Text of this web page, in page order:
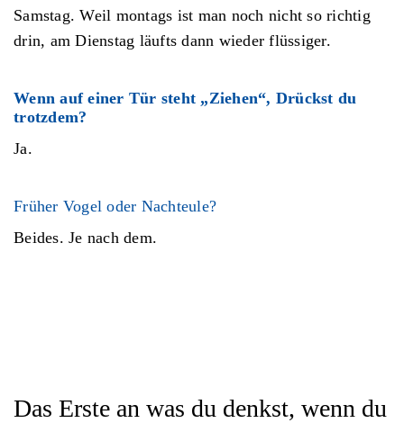
Samstag. Weil montags ist man noch nicht so richtig
drin, am Dienstag läufts dann wieder flüssiger.
Wenn auf einer Tür steht „Ziehen“, Drückst du
trotzdem?
Ja.
Früher Vogel oder Nachteule?
Beides. Je nach dem.
Das Erste an was du denkst, wenn du